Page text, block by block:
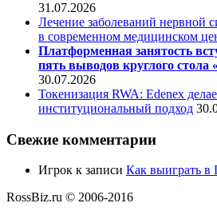
31.07.2026
Лечение заболеваний нервной
в современном медицинском
Платформенная занятость
пять выводов круглого стола
30.07.2026
Токенизация RWA: Edenex
институциональный подход
Свежие комментарии
Игрок к записи Как выиграть в
RossBiz.ru © 2006-2016